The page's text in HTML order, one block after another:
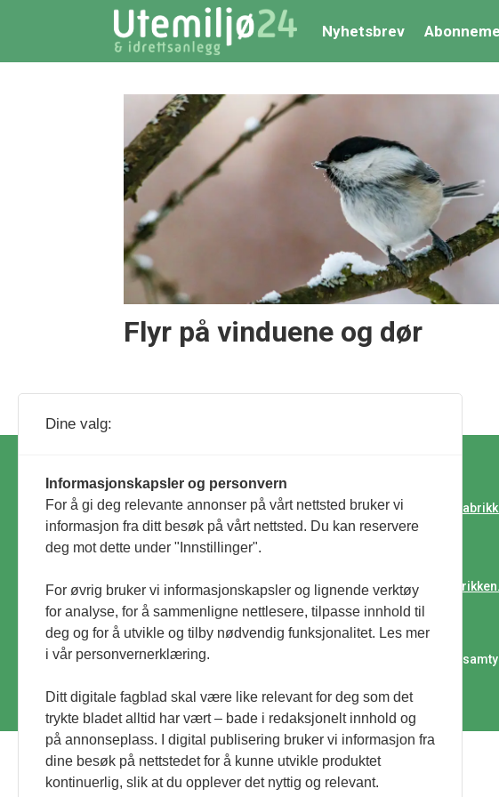
Nyhetsbrev
Flyr på vinduene og dør
Personvernerklæring
© Utemiljø24 & Idrettsanlegg 2024
Materialet er vernet etter åndsverkloven. Uten uttrykkelig
Dine valg:
Informasjonskapsler og personvern
For å gi deg relevante annonser på vårt nettsted bruker vi
informasjon fra ditt besøk på vårt nettsted. Du kan reservere
deg mot dette under "Innstillinger".
For øvrig bruker vi informasjonskapsler og lignende verktøy
for analyse, for å sammenligne nettlesere, tilpasse innhold til
deg og for å utvikle og tilby nødvendig funksjonalitet. Les mer
i vår personvernerklæring.
Ditt digitale fagblad skal være like relevant for deg som det
trykte bladet alltid har vært – bade i redaksjonelt innhold og
på annonseplass. I digital publisering bruker vi informasjon fra
dine besøk på nettstedet for å kunne utvikle produktet
kontinuerlig, slik at du opplever det nyttig og relevant.